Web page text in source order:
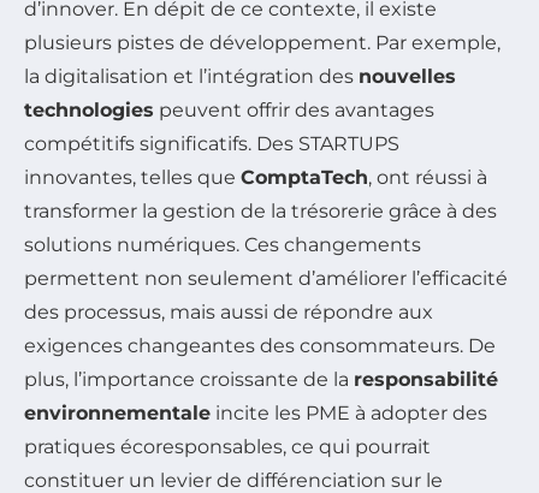
d’innover. En dépit de ce contexte, il existe
plusieurs pistes de développement. Par exemple,
la digitalisation et l’intégration des nouvelles
technologies peuvent offrir des avantages
compétitifs significatifs. Des STARTUPS
innovantes, telles que ComptaTech, ont réussi à
transformer la gestion de la trésorerie grâce à des
solutions numériques. Ces changements
permettent non seulement d’améliorer l’efficacité
des processus, mais aussi de répondre aux
exigences changeantes des consommateurs. De
plus, l’importance croissante de la responsabilité
environnementale incite les PME à adopter des
pratiques écoresponsables, ce qui pourrait
constituer un levier de différenciation sur le